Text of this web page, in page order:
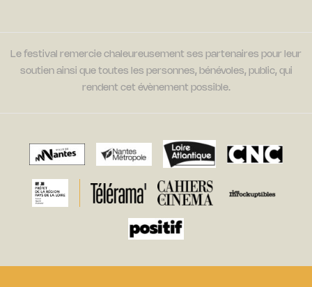
Le festival remercie chaleureusement ses partenaires pour leur
soutien ainsi que toutes les personnes, bénévoles, public, qui
rendent cet évènement possible.